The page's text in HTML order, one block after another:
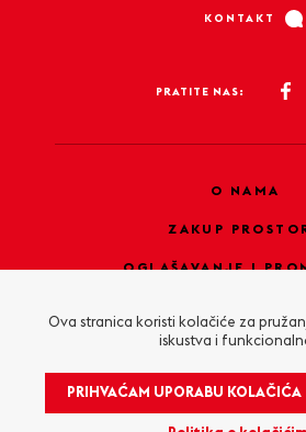
KONTAKT
PRATITE NAS:
O NAMA
ZAKUP
OGLAŠAVANJE I
KOLAČIĆI
Ova stranica koristi kolačiće za
iskustva i
PRIHVAĆAM UPORABU KOLAČIĆA